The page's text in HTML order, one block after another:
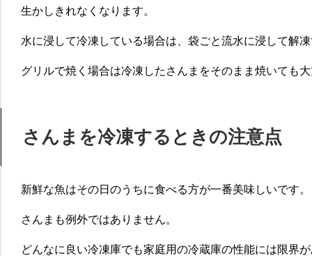
生かしきれなくなります。
水に浸して冷凍している場合は、袋ごと流水に浸して解凍
グリルで焼く場合は冷凍したさんまをそのまま焼いても
さんまを冷凍するときの注意点
新鮮な魚はその日のうちに食べる方が一番美味しいです。
さんまも例外ではありません。
どんなに良い冷凍庫でも家庭用の冷蔵庫の性能には限界が